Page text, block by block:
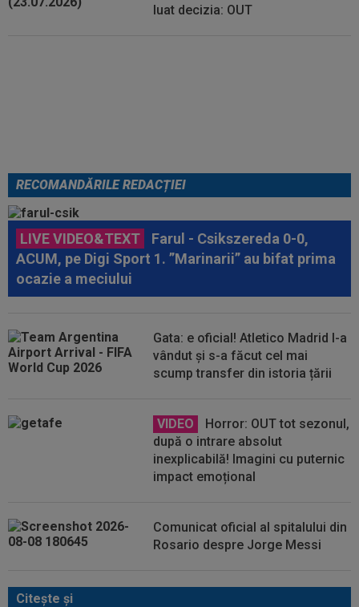
luat decizia: OUT
RECOMANDĂRILE REDACȚIEI
LIVE VIDEO&TEXT
Farul - Csikszereda 0-0,
ACUM, pe Digi Sport 1. ”Marinarii” au bifat prima
ocazie a meciului
Gata: e oficial! Atletico Madrid l-a
vândut și s-a făcut cel mai
scump transfer din istoria țării
VIDEO
Horror: OUT tot sezonul,
după o intrare absolut
inexplicabilă! Imagini cu puternic
impact emoțional
Comunicat oficial al spitalului din
Rosario despre Jorge Messi
Citeşte şi